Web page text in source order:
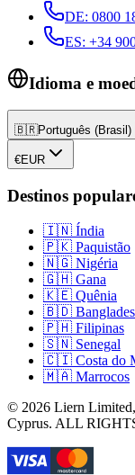
DE: 0800
ES: +34
Idioma e
🇧🇷Português (Brasil)
€EUR
Destinos
🇮🇳 Índia
🇵🇰 Paquistão
🇳🇬 Nigéria
🇬🇭 Gana
🇰🇪 Quênia
🇧🇩
🇵🇭 Filipinas
🇸🇳 Senegal
🇨🇮 Costa do
🇲🇦 Marrocos
© 2026 Liern
Cyprus. ALL